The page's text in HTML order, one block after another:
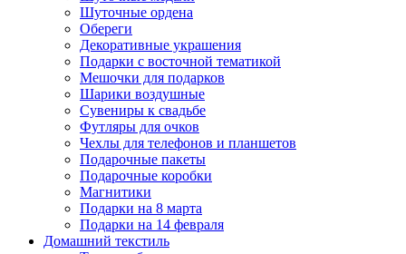
Шуточные ордена
Обереги
Декоративные украшения
Подарки с восточной тематикой
Мешочки для подарков
Шарики воздушные
Сувениры к свадьбе
Футляры для очков
Чехлы для телефонов и планшетов
Подарочные пакеты
Подарочные коробки
Магнитики
Подарки на 8 марта
Подарки на 14 февраля
Домашний текстиль